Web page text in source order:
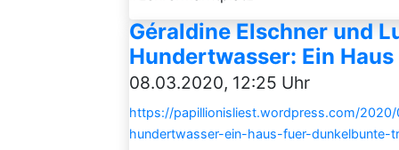
Géraldine Elschner und
Hundertwasser: Ein
08.03.2020, 12:25 Uhr
https://papillionisliest.wordpress.com/
hundertwasser-ein-haus-fuer-dunkelbunte-